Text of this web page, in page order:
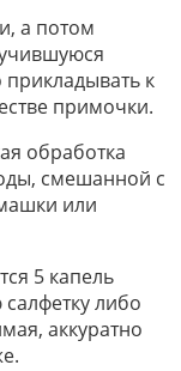
а потом
к
примочки.
обработка
смешанной с
или
5 капель
либо
аккуратно